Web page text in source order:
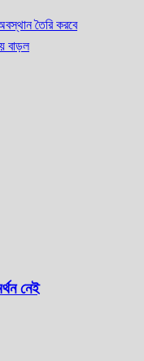
তৈরি করবে
বাড়ল
নেই